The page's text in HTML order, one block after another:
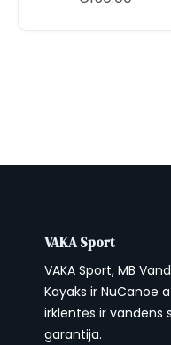
Bia 95 Adjustable
pasirinkimas
sąlygoms.
VAKA Sport
VAKA Sport, MB
Kayaks ir NuCanoe
irklentės ir vandens
garantija.